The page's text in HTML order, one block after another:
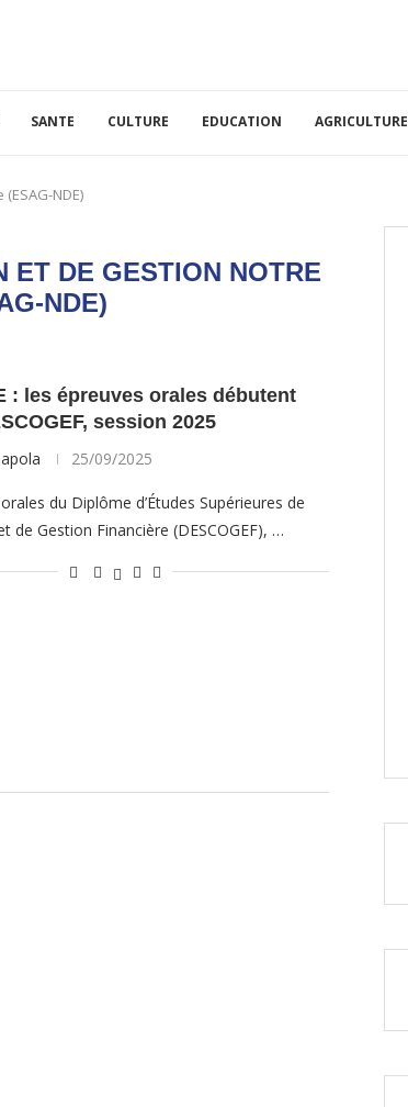
SANTE CULTURE EDUCATION AGRICULTURE
NDE)
ET DE GESTION NOTRE
NDE)
: les épreuves orales débutent
session 2025
25/09/2025
du Diplôme d’Études Supérieures de
de Gestion Financière (DESCOGEF), …